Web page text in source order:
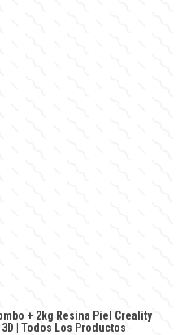
+ 2kg Resina Piel Creality
Todos Los Productos